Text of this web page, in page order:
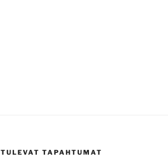
TULEVAT TAPAHTUMAT